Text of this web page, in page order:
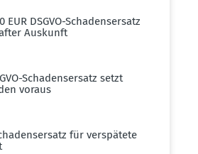
EUR DSGVO-Schadens­ersatz
Auskunft
Schadens­ersatz setzt
voraus
für verspätete